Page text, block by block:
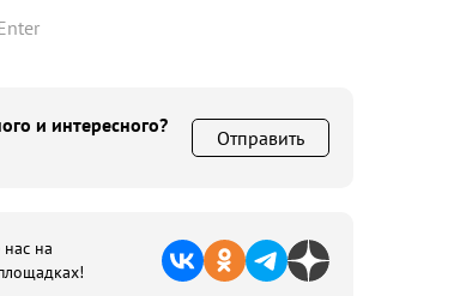
и интересного?
Отправить
нас на